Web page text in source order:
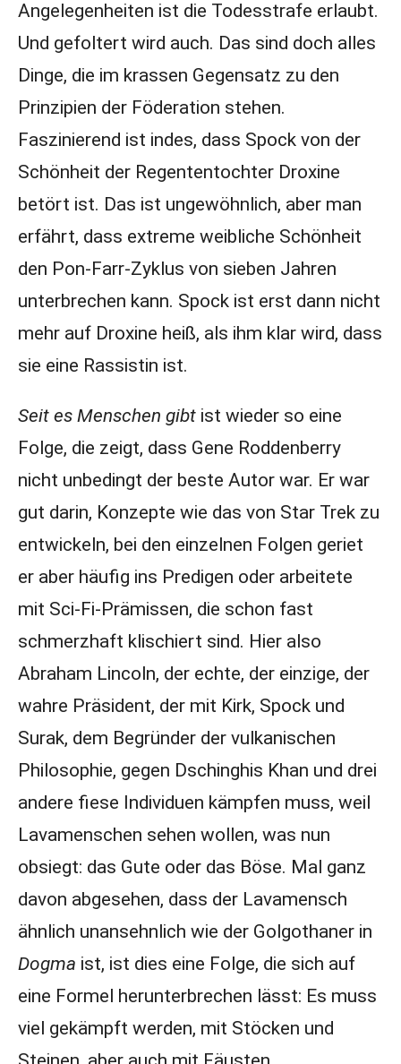
Angelegenheiten ist die Todesstrafe erlaubt.
Und gefoltert wird auch. Das sind doch alles
Dinge, die im krassen Gegensatz zu den
Prinzipien der Föderation stehen.
Faszinierend ist indes, dass Spock von der
Schönheit der Regententochter Droxine
betört ist. Das ist ungewöhnlich, aber man
erfährt, dass extreme weibliche Schönheit
den Pon-Farr-Zyklus von sieben Jahren
unterbrechen kann. Spock ist erst dann nicht
mehr auf Droxine heiß, als ihm klar wird, dass
sie eine Rassistin ist.
Seit es Menschen gibtist wieder so eine
Folge, die zeigt, dass Gene Roddenberry
nicht unbedingt der beste Autor war. Er war
gut darin, Konzepte wie das von Star Trek zu
entwickeln, bei den einzelnen Folgen geriet
er aber häufig ins Predigen oder arbeitete
mit Sci-Fi-Prämissen, die schon fast
schmerzhaft klischiert sind. Hier also
Abraham Lincoln, der echte, der einzige, der
wahre Präsident, der mit Kirk, Spock und
Surak, dem Begründer der vulkanischen
Philosophie, gegen Dschinghis Khan und drei
andere fiese Individuen kämpfen muss, weil
Lavamenschen sehen wollen, was nun
obsiegt: das Gute oder das Böse. Mal ganz
davon abgesehen, dass der Lavamensch
ähnlich unansehnlich wie der Golgothaner in
Dogma ist, ist dies eine Folge, die sich auf
eine Formel herunterbrechen lässt: Es muss
viel gekämpft werden, mit Stöcken und